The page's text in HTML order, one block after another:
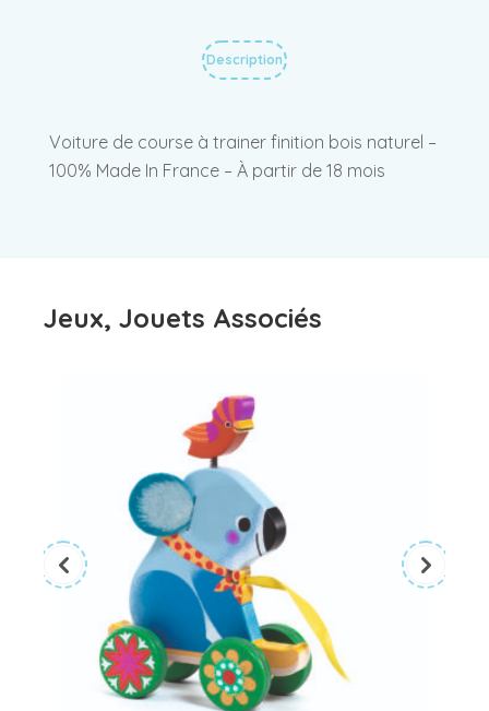
Description
Voiture de course à trainer finition bois naturel –
100% Made In France – À partir de 18 mois
Jeux, Jouets Associés